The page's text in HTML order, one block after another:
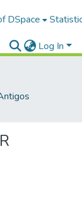
DSpace
Log In